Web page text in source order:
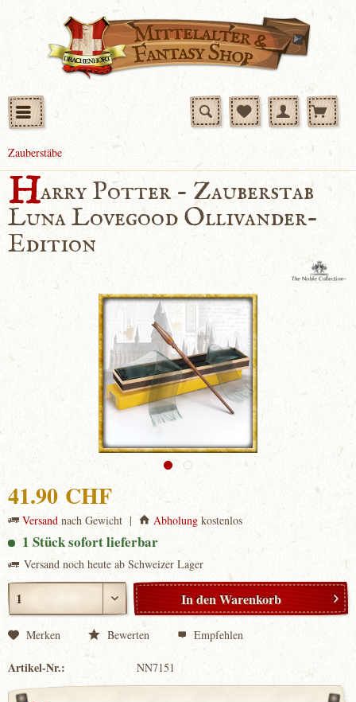
Zauberstäbe
Harry Potter - Zauberstab
Luna Lovegood Ollivander-
Edition
41.90 CHF
Versand nach Gewicht | Abholung kostenlos
1 Stück sofort lieferbar
Versand noch heute ab Schweizer Lager
In denWarenkorb
Merken Bewerten Empfehlen
Artikel-Nr.: NN7151